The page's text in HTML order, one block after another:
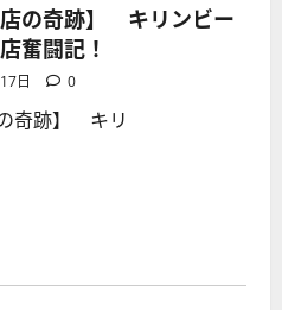
店の奇跡】 キリンビー
奮闘記！
日 0
奇跡】 キリ